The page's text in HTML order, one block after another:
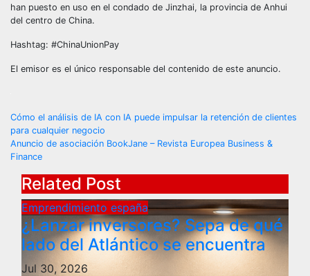
han puesto en uso en el condado de Jinzhai, la provincia de Anhui
del centro de China.
Hashtag: #ChinaUnionPay
El emisor es el único responsable del contenido de este anuncio.
Post
navigation
Cómo el análisis de IA con IA puede impulsar la retención de clientes
para cualquier negocio
Anuncio de asociación BookJane – Revista Europea Business &
Finance
Related Post
Emprendimiento españa
¿Lanzar inversores? Sepa de qué
lado del Atlántico se encuentra
Jul 30, 2026